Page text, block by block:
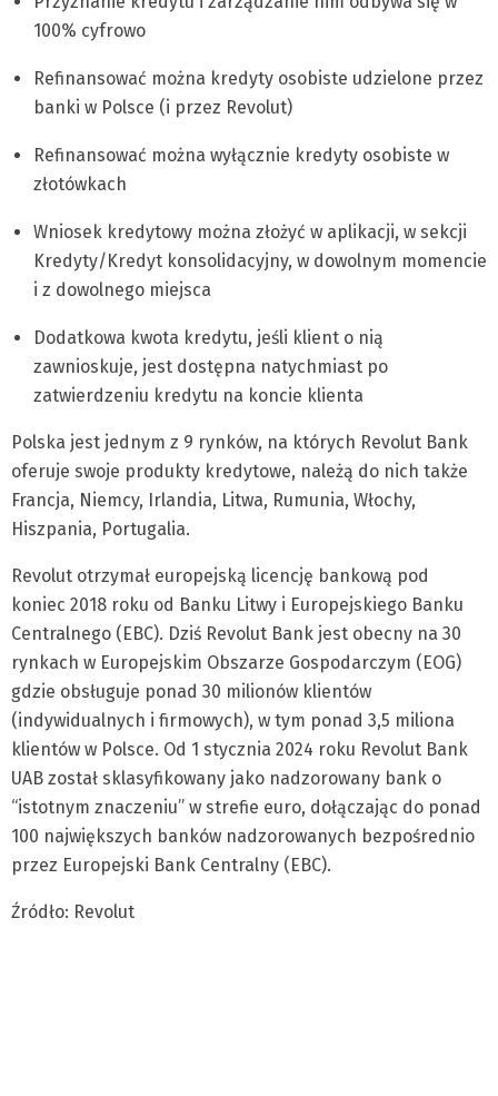
100% cyfrowo
Refinansować można kredyty osobiste udzielone przez
banki w Polsce (i przez Revolut)
Refinansować można wyłącznie kredyty osobiste w
złotówkach
Wniosek kredytowy można złożyć w aplikacji, w sekcji
Kredyty/Kredyt konsolidacyjny, w dowolnym momencie
i z dowolnego miejsca
Dodatkowa kwota kredytu, jeśli klient o nią
zawnioskuje, jest dostępna natychmiast po
zatwierdzeniu kredytu na koncie klienta
Polska jest jednym z 9 rynków, na których Revolut Bank
oferuje swoje produkty kredytowe, należą do nich także
Francja, Niemcy, Irlandia, Litwa, Rumunia, Włochy,
Hiszpania, Portugalia.
Revolut otrzymał europejską licencję bankową pod
koniec 2018 roku od Banku Litwy i Europejskiego Banku
Centralnego (EBC). Dziś Revolut Bank jest obecny na 30
rynkach w Europejskim Obszarze Gospodarczym (EOG)
gdzie obsługuje ponad 30 milionów klientów
(indywidualnych i firmowych), w tym ponad 3,5 miliona
klientów w Polsce. Od 1 stycznia 2024 roku Revolut Bank
UAB został sklasyfikowany jako nadzorowany bank o
“istotnym znaczeniu” w strefie euro, dołączając do ponad
100 największych banków nadzorowanych bezpośrednio
przez Europejski Bank Centralny (EBC).
Źródło: Revolut